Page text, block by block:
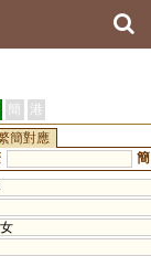
簡 港
簡對應
簡